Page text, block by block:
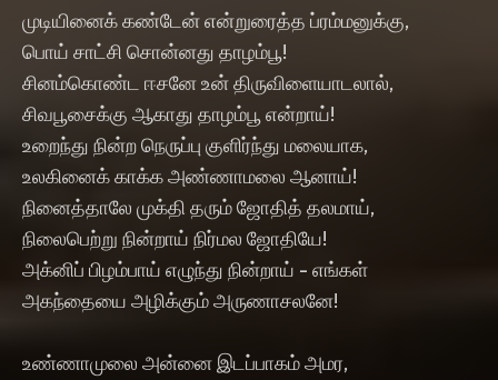
முடியினைக் கண்டேன் என்றுரைத்த ப்ரம்மனுக்கு,
பொய் சாட்சி சொன்னது தாழம்பூ!
சினம்கொண்ட ஈசனே உன் திருவிளையாடலால்,
சிவபூசைக்கு ஆகாது தாழம்பூ என்றாய்!
உறைந்து நின்ற நெருப்பு குளிர்ந்து மலையாக,
உலகினைக் காக்க அண்ணாமலை ஆனாய்!
நினைத்தாலே முக்தி தரும் ஜோதித் தலமாய்,
நிலைபெற்று நின்றாய் நிர்மல ஜோதியே!
அக்னிப் பிழம்பாய் எழுந்து நின்றாய் - எங்கள்
அகந்தையை அழிக்கும் அருணாசலனே!
உண்ணாமுலை அன்னை இடப்பாகம் அமர,